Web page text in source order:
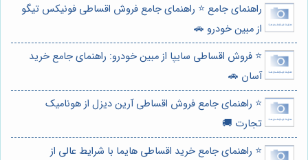
راهنمای جامع ⭐️ راهنمای جامع فروش اقساطی فونیکس تیگو
از مبین خودرو 🚗
⭐️ فروش اقساطی سایپا از مبین خودرو: راهنمای جامع خرید
آسان 🚗
⭐️ راهنمای جامع فروش اقساطی آرین دیزل از هونامیک
تجارت 🚚
⭐️ راهنمای جامع خرید اقساطی هایما با شرایط عالی از